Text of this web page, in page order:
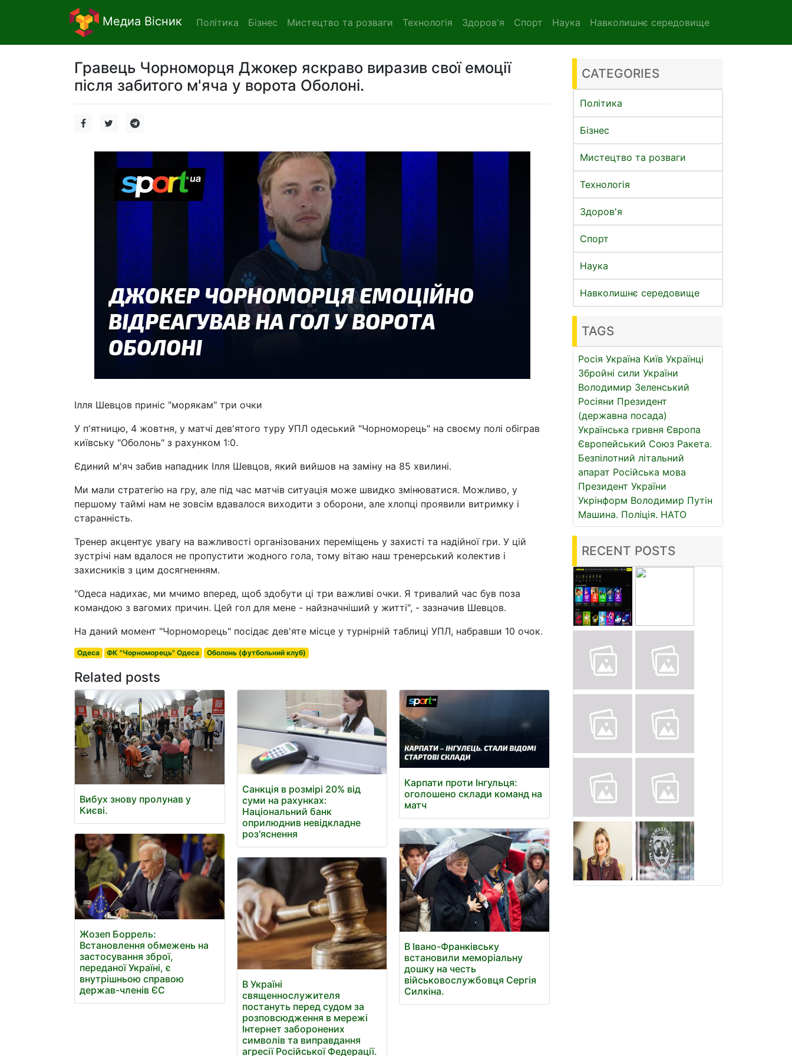
Медиа Вісник Політика Бізнес Мистецтво та розваги Технологія Здоров'я Спорт Наука Навколишнє середовище
Гравець Чорноморця Джокер яскраво виразив свої емоції
після забитого м'яча у ворота Оболоні.
Ілля Шевцов приніс "морякам" три очки
У п'ятницю, 4 жовтня, у матчі дев'ятого туру УПЛ одеський "Чорноморець" на своєму полі обіграв
київську "Оболонь" з рахунком 1:0.
Єдиний м'яч забив нападник Ілля Шевцов, який вийшов на заміну на 85 хвилині.
Ми мали стратегію на гру, але під час матчів ситуація може швидко змінюватися. Можливо, у
першому таймі нам не зовсім вдавалося виходити з оборони, але хлопці проявили витримку і
старанність.
Тренер акцентує увагу на важливості організованих переміщень у захисті та надійної гри. У цій
зустрічі нам вдалося не пропустити жодного гола, тому вітаю наш тренерський колектив і
захисників з цим досягненням.
"Одеса надихає, ми мчимо вперед, щоб здобути ці три важливі очки. Я тривалий час був поза
командою з вагомих причин. Цей гол для мене - найзначніший у житті", - зазначив Шевцов.
На даний момент "Чорноморець" посідає дев'яте місце у турнірній таблиці УПЛ, набравши 10 очок.
Одеса ФК "Чорноморець" Одеса Оболонь (футбольний клуб)
Related posts
Вибух знову пролунав у
Києві.
Жозеп Боррель:
Встановлення обмежень на
застосування зброї,
переданої Україні, є
внутрішньою справою
держав-членів ЄС
Санкція в розмірі 20% від
суми на рахунках:
Національний банк
оприлюднив невідкладне
роз'яснення
В Україні
священнослужителя
постануть перед судом за
розповсюдження в мережі
Інтернет заборонених
символів та виправдання
агресії Російської Федерації.
Карпати проти Інгульця:
оголошено склади команд на
матч
В Івано-Франківську
встановили меморіальну
дошку на честь
військовослужбовця Сергія
Силкіна.
CATEGORIES
Політика
Бізнес
Мистецтво та розваги
Технологія
Здоров'я
Спорт
Наука
Навколишнє середовище
TAGS
Росія Україна Київ Українці
Збройні сили України
Володимир Зеленський
Росіяни Президент
(державна посада)
Українська гривня Європа
Європейський Союз Ракета.
Безпілотний літальний
апарат Російська мова
Президент України
Укрінформ Володимир Путін
Машина. Поліція. НАТО
RECENT POSTS